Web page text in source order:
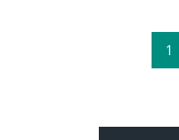
1